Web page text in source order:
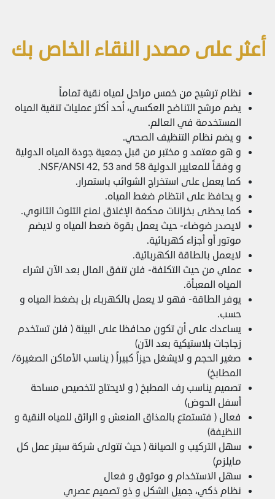
أعثر على مصدر النقاء الخاص بك
نظام ترشيح من خمس مراحل لمياه نقية تماماً
يضم مرشح التناضح العكسي، أحد أكثر عمليات تنقية المياه
المستخدمة في العالم.
و يضم نظام التنظيف الصحي.
و هو معتمد و مختبر من قبل جمعية جودة المياه الدولية
و وفقاً للمعايير الدولية NSF/ANSI 42, 53 and 58.
كما يعمل على استخراج الشوائب باستمرار.
و يحافظ على انتظام ضغط المياه.
كما يحظى بخزانات محكمة الإغلاق لمنع التلوث الثانوي.
لايصدر ضوضاء- حيث يعمل بقوة ضعط المياه و لايضم
موتور أو أجزاء كهربائية.
لايعمل بالطاقة الكهربائية.
عملي من حيث التكلفة- فلن تنفق المال بعد الآن لشراء
المياه المعبأة.
يوفر الطاقة- فهو لا يعمل بالكهرباء بل بضغط المياه و
حسب.
يساعدك على أن تكون محافظا على البيئة ( فلن تستخدم
زجاجات بلاستيكية بعد الآن)
صغير الحجم و لايشغل حيزاً كبيراً ( يناسب الأماكن الصغيرة/
المطابخ)
تصميم يناسب رف المطبخ ( و لايحتاج لتخصيص مساحة
أسفل الحوض)
فعال ( فتستمتع بالمذاق المنعش و الرائق للمياه النقية و
النظيفة)
سهل التركيب و الصيانة ( حيث تتولى شركة سبتر عمل كل
مايلزم)
سهل الاستخدام و موثوق و فعال
نظام ذكي، جميل الشكل و ذو تصميم عصري